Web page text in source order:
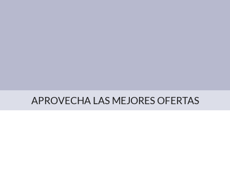
APROVECHA LAS MEJORES OFERTAS